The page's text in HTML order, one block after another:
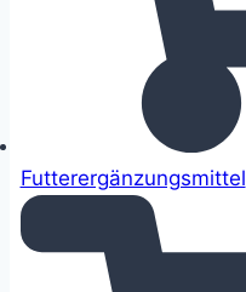
Futterergänzungsmittel